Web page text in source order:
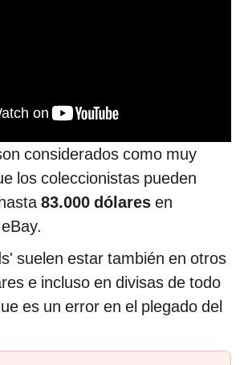
considerados como muy
los coleccionistas pueden
83.000 dólares en
suelen estar también en otros
e incluso en divisas de todo
es un error en el plegado del